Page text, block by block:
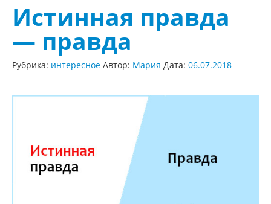
Истинная правда
— правда
Рубрика: интересное Автор: Мария Дата: 06.07.2018